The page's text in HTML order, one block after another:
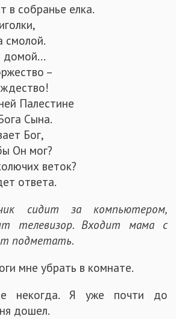
в собранье елка.
смолой.
домой...
–
Палестине
Сына.
Бог,
Он мог?
веток?
ответа.
сидит за компьютером,
телевизор. Входит мама с
подметать.
мне убрать в комнате.
некогда. Я уже почти до
дошел.